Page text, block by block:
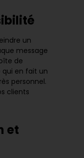
un
message
de
en fait un
personnel.
clients
et